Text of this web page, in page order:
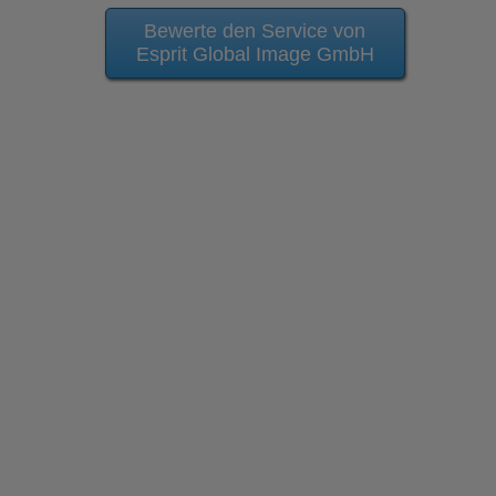
Bewerte den Service von
Esprit Global Image GmbH